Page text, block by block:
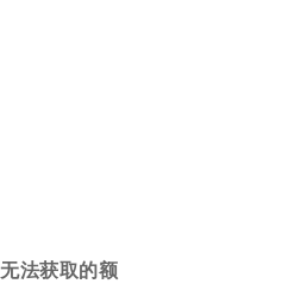
法获取的额